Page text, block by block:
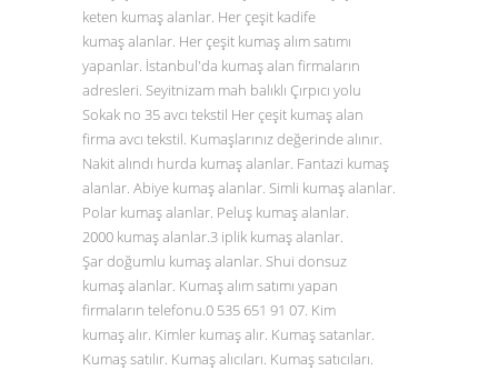
keten kumaş alanlar. Her çeşit kadife
kumaş alanlar. Her çeşit kumaş alım satımı
yapanlar. İstanbul'da kumaş alan firmaların
adresleri. Seyitnizam mah balıklı Çırpıcı yolu
Sokak no 35 avcı tekstil Her çeşit kumaş alan
firma avcı tekstil. Kumaşlarınız değerinde alınır.
Nakit alındı hurda kumaş alanlar. Fantazi kumaş
alanlar. Abiye kumaş alanlar. Simli kumaş alanlar.
Polar kumaş alanlar. Peluş kumaş alanlar.
2000 kumaş alanlar.3 iplik kumaş alanlar.
Şar doğumlu kumaş alanlar. Shui donsuz
kumaş alanlar. Kumaş alım satımı yapan
firmaların telefonu.0 535 651 91 07. Kim
kumaş alır. Kimler kumaş alır. Kumaş satanlar.
Kumaş satılır. Kumaş alıcıları. Kumaş satıcıları.